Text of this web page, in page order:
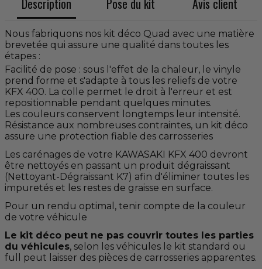
Nous fabriquons nos kit déco Quad avec une matière
brevetée qui assure une qualité dans toutes les
étapes :
Facilité de pose : sous l'effet de la chaleur, le vinyle
prend forme et s'adapte à tous les reliefs de votre
KFX 400. La colle permet le droit à l'erreur et est
repositionnable pendant quelques minutes.
Les couleurs conservent longtemps leur intensité.
Résistance aux nombreuses contraintes, un kit déco
assure une protection fiable des carrosseries
Les carénages de votre KAWASAKI KFX 400 devront
être nettoyés en passant un produit dégraissant
(Nettoyant-Dégraissant K7) afin d'éliminer toutes les
impuretés et les restes de graisse en surface.
Pour un rendu optimal, tenir compte de la couleur
de votre véhicule
Le kit déco peut ne pas couvrir toutes les parties
du véhicules, selon les véhicules le kit standard ou
full peut laisser des pièces de carrosseries apparentes.